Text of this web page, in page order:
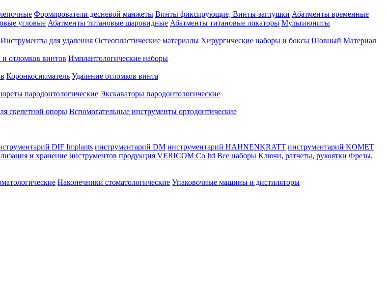
Формирователи десневой манжеты Винты фиксирующие, Винты-заглушки Абатменты временные
угловые Абатменты титановые шаровидные Абатменты титановые локаторы Мультиюниты
Инструменты для удаления Остеопластические материалы Хирургические наборы и боксы Шовный Материал
отломков винтов Имплантологические наборы
Коронкосниматель Удаление отломков винта
пародонтологические Экскаваторы пародонтологические
скелетной опоры Вспомогательные инструменты ортодонтические
DIF Implants инструментарий DM инструментарий HAHNENKRATT инструментарий KOMET
и хранение инструментов продукция VERICOM Co ltd Все наборы Ключи, ратчеты, рукоятки Фрезы,
Наконечники стоматологические Упаковочные машины и дистиляторы